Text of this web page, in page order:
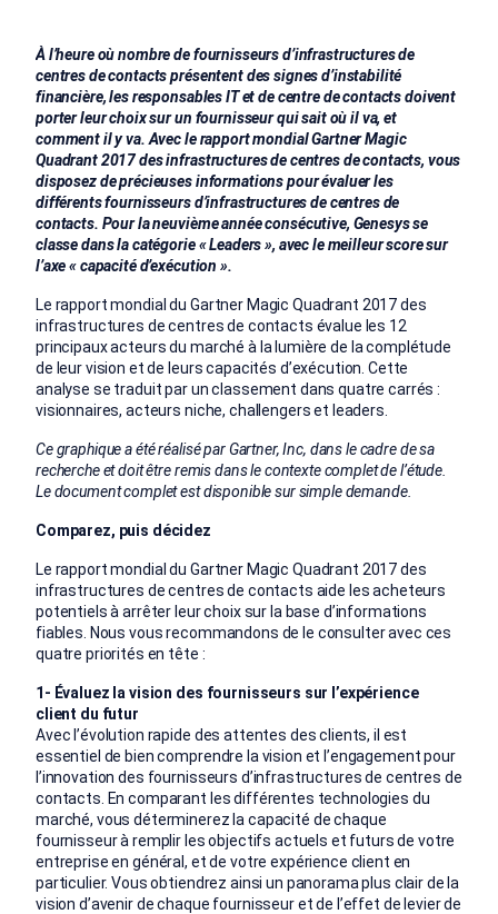
À l’heure où nombre de fournisseurs d’infrastructures de
centres de contacts présentent des signes d’instabilité
financière, les responsables IT et de centre de contacts doivent
porter leur choix sur un fournisseur qui sait où il va, et
comment il y va. Avec le rapport mondial Gartner Magic
Quadrant 2017 des infrastructures de centres de contacts, vous
disposez de précieuses informations pour évaluer les
différents fournisseurs d’infrastructures de centres de
contacts. Pour la neuvième année consécutive, Genesys se
classe dans la catégorie « Leaders », avec le meilleur score sur
l’axe « capacité d’exécution ».
Le rapport mondial du Gartner Magic Quadrant 2017 des
infrastructures de centres de contacts évalue les 12
principaux acteurs du marché à la lumière de la complétude
de leur vision et de leurs capacités d’exécution. Cette
analyse se traduit par un classement dans quatre carrés :
visionnaires, acteurs niche, challengers et leaders.
Ce graphique a été réalisé par Gartner, Inc, dans le cadre de sa
recherche et doit être remis dans le contexte complet de l’étude.
Le document complet est disponible sur simple demande.
Comparez, puis décidez
Le rapport mondial du Gartner Magic Quadrant 2017 des
infrastructures de centres de contacts aide les acheteurs
potentiels à arrêter leur choix sur la base d’informations
fiables. Nous vous recommandons de le consulter avec ces
quatre priorités en tête :
1- Évaluez la vision des fournisseurs sur l’expérience
client du futur
Avec l’évolution rapide des attentes des clients, il est
essentiel de bien comprendre la vision et l’engagement pour
l’innovation des fournisseurs d’infrastructures de centres de
contacts. En comparant les différentes technologies du
marché, vous déterminerez la capacité de chaque
fournisseur à remplir les objectifs actuels et futurs de votre
entreprise en général, et de votre expérience client en
particulier. Vous obtiendrez ainsi un panorama plus clair de la
vision d’avenir de chaque fournisseur et de l’effet de levier de